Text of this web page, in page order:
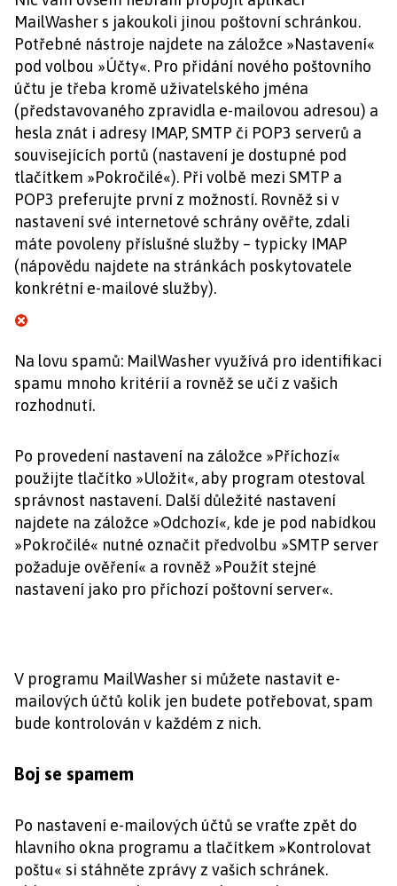
MailWasher s jakoukoli jinou poštovní schránkou.
Potřebné nástroje najdete na záložce »Nastavení«
pod volbou »Účty«. Pro přidání nového poštovního
účtu je třeba kromě uživatelského jména
(představovaného zpravidla e-mailovou adresou) a
hesla znát i adresy IMAP, SMTP či POP3 serverů a
souvisejících portů (nastavení je dostupné pod
tlačítkem »Pokročilé«). Při volbě mezi SMTP a
POP3 preferujte první z možností. Rovněž si v
nastavení své internetové schrány ověřte, zdali
máte povoleny příslušné služby – typicky IMAP
(nápovědu najdete na stránkách poskytovatele
konkrétní e-mailové služby).
Na lovu spamů: MailWasher využívá pro identifikaci
spamu mnoho kritérií a rovněž se učí z vašich
rozhodnutí.
Po provedení nastavení na záložce »Příchozí«
použijte tlačítko »Uložit«, aby program otestoval
správnost nastavení. Další důležité nastavení
najdete na záložce »Odchozí«, kde je pod nabídkou
»Pokročilé« nutné označit předvolbu »SMTP server
požaduje ověření« a rovněž »Použít stejné
nastavení jako pro příchozí poštovní server«.
V programu MailWasher si můžete nastavit e-
mailových účtů kolik jen budete potřebovat, spam
bude kontrolován v každém z nich.
Boj se spamem
Po nastavení e-mailových účtů se vraťte zpět do
hlavního okna programu a tlačítkem »Kontrolovat
poštu« si stáhněte zprávy z vašich schránek.